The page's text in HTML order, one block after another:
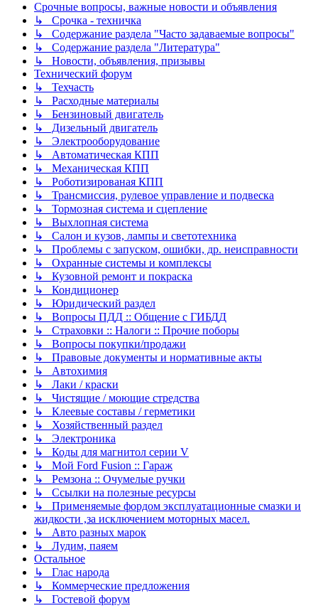
Срочные вопросы, важные новости и объявления
↳ Срочка - техничка
↳ Содержание раздела "Часто задаваемые вопросы"
↳ Содержание раздела "Литература"
↳ Новости, объявления, призывы
Технический форум
↳ Техчасть
↳ Расходные материалы
↳ Бензиновый двигатель
↳ Дизельный двигатель
↳ Электрооборудование
↳ Автоматическая КПП
↳ Механическая КПП
↳ Роботизированая КПП
↳ Трансмиссия, рулевое управление и подвеска
↳ Тормозная система и сцепление
↳ Выхлопная система
↳ Салон и кузов, лампы и светотехника
↳ Проблемы с запуском, ошибки, др. неисправности
↳ Охранные системы и комплексы
↳ Кузовной ремонт и покраска
↳ Кондиционер
↳ Юридический раздел
↳ Вопросы ПДД :: Общение с ГИБДД
↳ Страховки :: Налоги :: Прочие поборы
↳ Вопросы покупки/продажи
↳ Правовые документы и нормативные акты
↳ Автохимия
↳ Лаки / краски
↳ Чистящие / моющие стредства
↳ Клеевые составы / герметики
↳ Хозяйственный раздел
↳ Электроника
↳ Коды для магнитол серии V
↳ Мой Ford Fusion :: Гараж
↳ Ремзона :: Очумелые ручки
↳ Ссылки на полезные ресурсы
↳ Применяемые фордом эксплуатационные смазки и
жидкости ,за исключением моторных масел.
↳ Авто разных марок
↳ Лудим, паяем
Остальное
↳ Глас народа
↳ Коммерческие предложения
↳ Гостевой форум